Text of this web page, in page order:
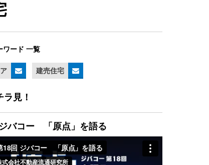
ワード 一覧
建売住宅
見！
バコー 「原点」を語る